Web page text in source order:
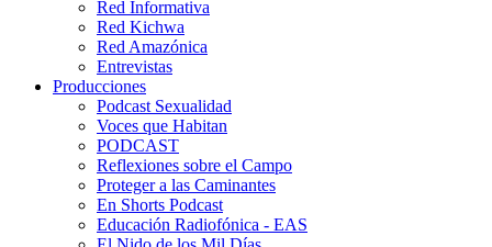
Red Informativa
Red Kichwa
Red Amazónica
Entrevistas
Producciones
Podcast Sexualidad
Voces que Habitan
PODCAST
Reflexiones sobre el Campo
Proteger a las Caminantes
En Shorts Podcast
Educación Radiofónica - EAS